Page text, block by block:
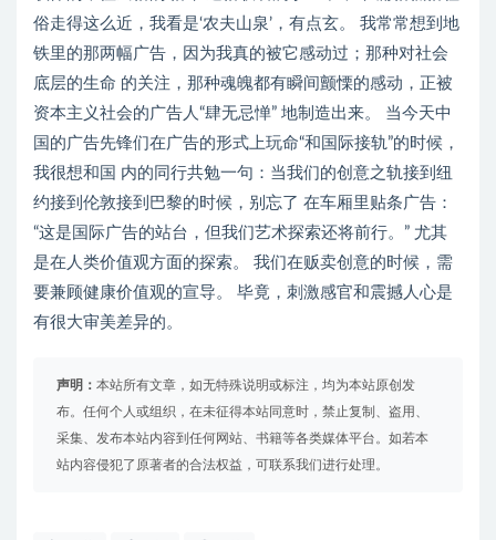
俗走得这么近，我看是‘农夫山泉’，有点玄。 我常常想到地
铁里的那两幅广告，因为我真的被它感动过；那种对社会
底层的生命 的关注，那种魂魄都有瞬间颤慄的感动，正被
资本主义社会的广告人“肆无忌惮” 地制造出来。 当今天中
国的广告先锋们在广告的形式上玩命“和国际接轨”的时候，
我很想和国 内的同行共勉一句：当我们的创意之轨接到纽
约接到伦敦接到巴黎的时候，别忘了 在车厢里贴条广告：
“这是国际广告的站台，但我们艺术探索还将前行。” 尤其
是在人类价值观方面的探索。 我们在贩卖创意的时候，需
要兼顾健康价值观的宣导。 毕竟，刺激感官和震撼人心是
有很大审美差异的。
声明： 本站所有文章，如无特殊说明或标注，均为本站原创发
布。任何个人或组织，在未征得本站同意时，禁止复制、盗用、
采集、发布本站内容到任何网站、书籍等各类媒体平台。如若本
站内容侵犯了原著者的合法权益，可联系我们进行处理。